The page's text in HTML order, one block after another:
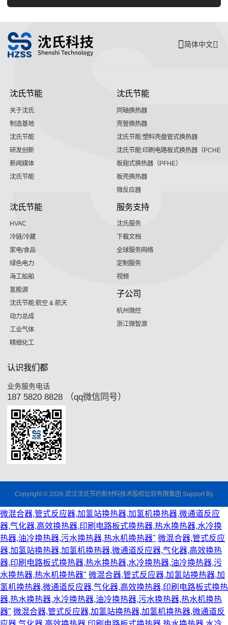
简体中文
沈氏节能
关于沈氏
制造基地
沈氏节能
研发创新
新闻媒体
沈氏节能
沈氏节能
同轴换热器
壳管换热器
沈氏节能:塑料壳盘管式换热器
沈氏节能:印刷电路板式换热器（PCHE）
板翅式换热器（PFHE）
板壳换热器
微反应器
沈氏节能
HVAC
冷链/冷藏
家电/食品
绿色电力
海工船舶
氢能源
沈氏节能:航空 & 航天
动力总成
工业气体
精细化工
服务支持
沈氏服务
下载文档
全球服务网络
定制服务
视频
子公司
杭州微控
浙江微智源
认识我们都
业务服务电话
187 5820 8828 （qq微信同号）
Copyright © 2026 武汉沈氏节约新材料技术股权比较有限集团 Support By
微混合器,管式反应器,加氢站换热器,加氢机换热器,微通道反应
器,气化器,高效换热器,印刷电路板式换热器,热水换热器,水冷换
热器,油冷换热器,污水换热器,热水机换热器" 微混合器,管式反应
器,加氢站换热器,加氢机换热器,微通道反应器,气化器,高效换热
器,印刷电路板式换热器,热水换热器,水冷换热器,油冷换热器,污
水换热器,热水机换热器" 微混合器,管式反应器,加氢站换热器,加
氢机换热器,微通道反应器,气化器,高效换热器,印刷电路板式换热
器,热水换热器,水冷换热器,油冷换热器,污水换热器,热水机换热
器" 微混合器,管式反应器,加氢站换热器,加氢机换热器,微通道反